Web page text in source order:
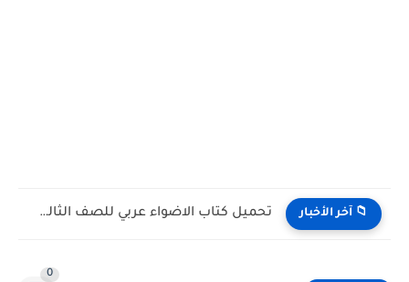
📁 آخر الأخبار تحميل كتاب الاضواء عربي للصف الثالث الثانوي 2027 PDF...
0